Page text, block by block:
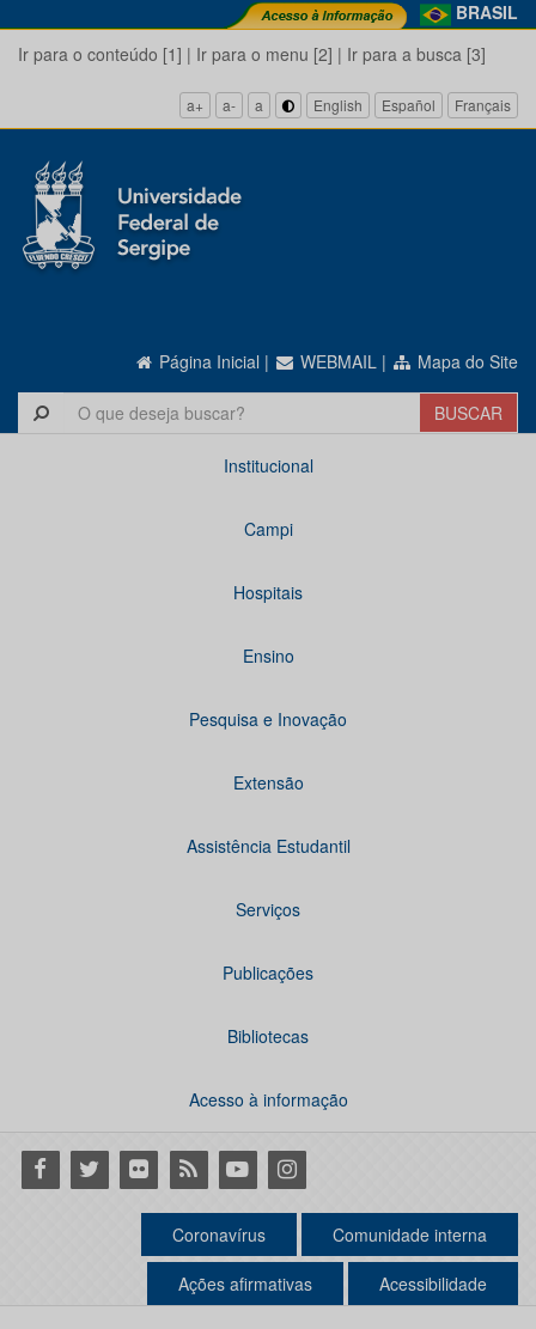
BRASIL
Ir para o conteúdo [1] | Ir para o menu [2] | Ir para a busca [3]
a+ a- a English Español Français
Página Inicial | WEBMAIL | Mapa do Site
Institucional
Campi
Hospitais
Ensino
Pesquisa e Inovação
Extensão
Assistência Estudantil
Serviços
Publicações
Bibliotecas
Acesso à informação
Facebook
Twitter Flickr RSS YoutubeInstagram
Coronavírus Comunidade interna
Ações afirmativas Acessibilidade